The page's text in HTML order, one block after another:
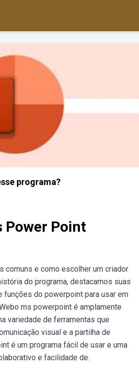
programa?
Power Point
comuns e como escolher um criador
do programa, destacamos suas
funções do powerpoint para usar em
ms powerpoint é amplamente
variedade de ferramentas que
visual e a partilha de
é um programa fácil de usar e uma
e facilidade de.